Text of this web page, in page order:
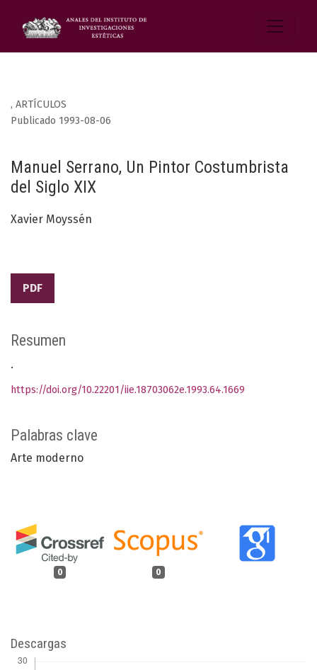
, ARTÍCULOS
Manuel Serrano, Un Pintor Costumbrista
del Siglo XIX
Publicado 1993-08-06
Xavier Moyssén
PDF
Palabras clave
Arte moderno
0 0
Resumen
.
https://doi.org/10.22201/iie.18703062e.1993.64.1669
Descargas